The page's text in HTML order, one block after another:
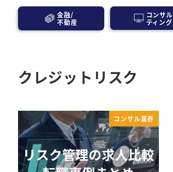
金融/
不動産
コンサル
ティング
クレジットリスク
コンサル業界